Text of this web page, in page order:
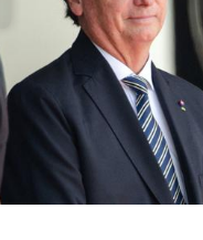
Untermenü
Untermenü
Untermenü
Untermenü